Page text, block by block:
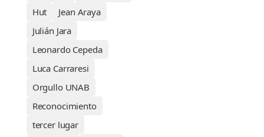
Hut
Jean Araya
Julián Jara
Leonardo Cepeda
Luca Carraresi
Orgullo UNAB
Reconocimiento
tercer lugar